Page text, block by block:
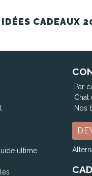
CADEAUX
ultime
Par
Chat
Nos